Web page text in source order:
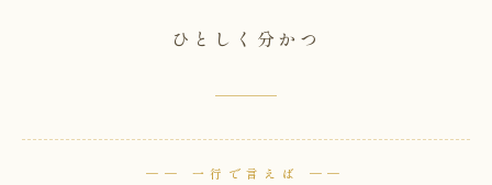
ひとしく分かつ
── 一行で言えば ──